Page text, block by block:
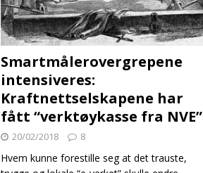
Smartmålerovergrepene
intensiveres:
Kraftnettselskapene har
fått “verktøykasse fra NVE”
20/02/2018 8
Hvem kunne forestille seg at det trauste,